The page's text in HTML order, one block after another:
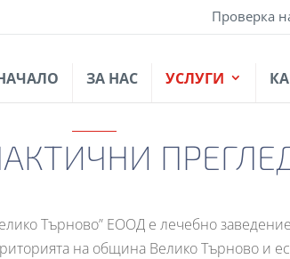
Проверка
ЗА НАС УСЛУГИ
Търново” ЕООД е лечебно
на община Велико Търново и